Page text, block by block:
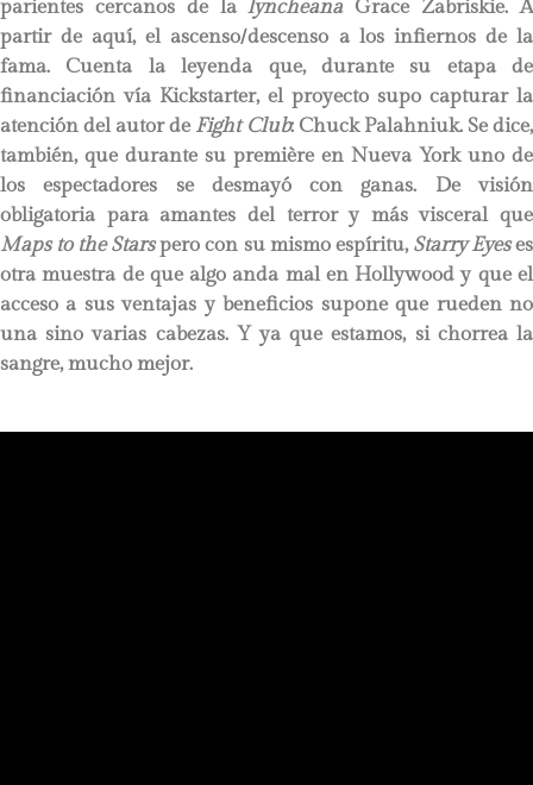
parientes cercanos de lalyncheanaGrace Zabriskie. A
partir de aquí, el ascenso/descenso a los infiernos de la
fama. Cuenta la leyenda que, durante su etapa de
financiación vía Kickstarter, el proyecto supo capturar la
atención del autor de Fight Club: Chuck Palahniuk. Se dice,
también, que durante su première en Nueva York uno de
los espectadores se desmayó con ganas. De visión
obligatoria para amantes del terror y más visceral que
Maps to the Starspero con su mismo espíritu, Starry Eyeses
otra muestra de que algo anda mal en Hollywood y que el
acceso a sus ventajas y beneficios supone que rueden no
una sino varias cabezas. Y ya que estamos, si chorrea la
sangre, mucho mejor.